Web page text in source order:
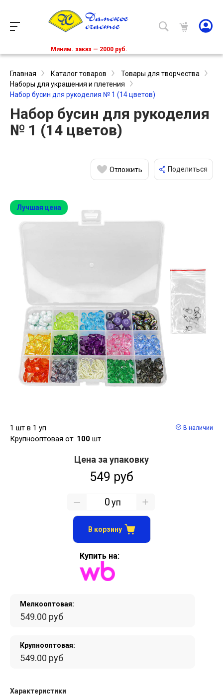
Миним. заказ — 2000 руб.
Главная Каталог товаров
Товары для творчества
Наборы для украшения и плетения
Набор бусин для рукоделия № 1 (14 цветов)
Набор бусин для рукоделия
№ 1 (14 цветов)
Отложить Поделиться
Лучшая цена
1 шт в 1 уп
Крупнооптовая от: 100 шт
В наличии
Мелкооптовая:
549.00 руб
Крупнооптовая:
549.00 руб
Характеристики
Цена за упаковку
549 руб
уп
В корзину
Купить на: